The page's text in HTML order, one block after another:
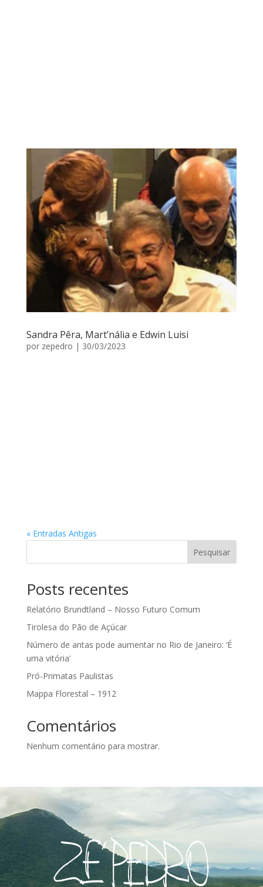
Sandra Pêra, Mart’nália e Edwin Luisi
por zepedro | 30/03/2023
« Entradas Antigas
Pesquisar
Posts recentes
Relatório Brundtland – Nosso Futuro Comum
Tirolesa do Pão de Açúcar
Número de antas pode aumentar no Rio de Janeiro: ‘É
uma vitória’
Pró-Primatas Paulistas
Mappa Florestal – 1912
Comentários
Nenhum comentário para mostrar.